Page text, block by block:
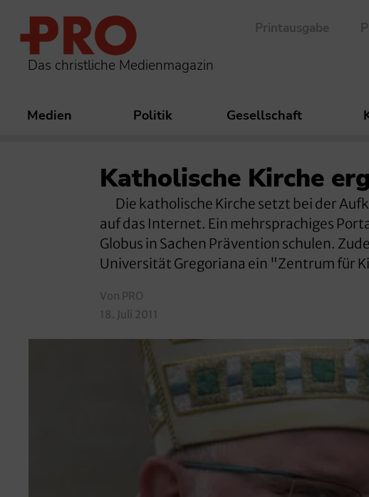
Das christliche Medienmagazin
Printausgabe
Medien Politik Gesellschaft
Katholische Kirche
Die katholische Kirche setzt bei der
auf das Internet. Ein mehrsprachiges
Globus in Sachen Prävention schulen.
Universität Gregoriana ein "Zentrum für
Von PRO
18. Juli 2011